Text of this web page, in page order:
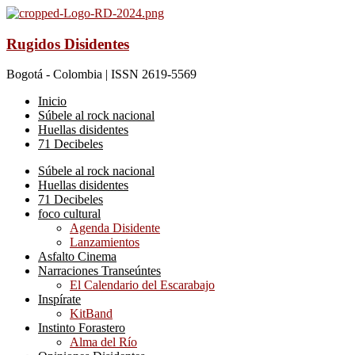
Rugidos Disidentes
Bogotá - Colombia | ISSN 2619-5569
Inicio
Súbele al rock nacional
Huellas disidentes
71 Decibeles
Súbele al rock nacional
Huellas disidentes
71 Decibeles
foco cultural
Agenda Disidente
Lanzamientos
Asfalto Cinema
Narraciones Transeúntes
El Calendario del Escarabajo
Inspírate
KitBand
Instinto Forastero
Alma del Río